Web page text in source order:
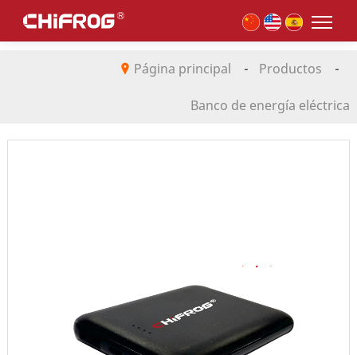
Página principal - Productos -
Banco de energía eléctrica